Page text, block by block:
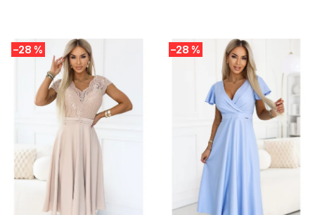
V
ý
d
u
–28 % –28 %